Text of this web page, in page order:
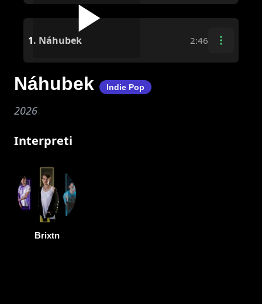
1. Náhubek 2:46
Náhubek Indie Pop
2026
Interpreti
Brixtn